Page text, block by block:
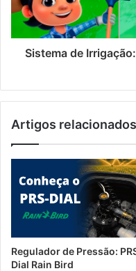
Sistema de
Artigos relacionados
Regulador de Pressão:
Dial Rain Bird